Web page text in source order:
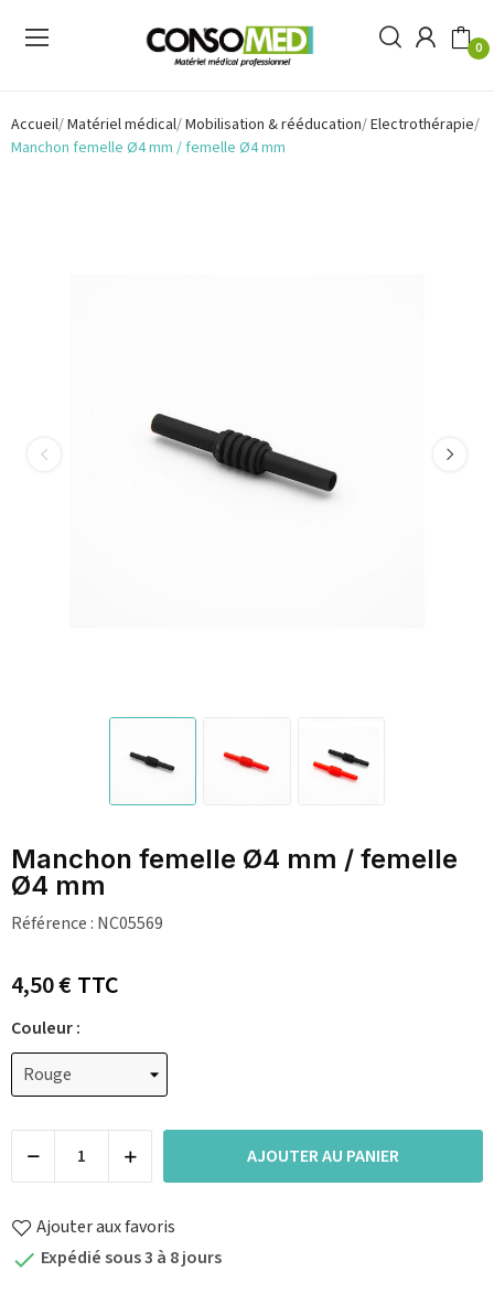
0
Accueil Matériel médical Mobilisation & rééducation Electrothérapie
Manchon femelle Ø4 mm / femelle Ø4 mm
Manchon femelle Ø4 mm / femelle
Ø4 mm
Référence : NC05569
4,50 €TTC
Couleur :
AJOUTER AU PANIER
Ajouter aux favoris
 Expédié sous 3 à 8 jours